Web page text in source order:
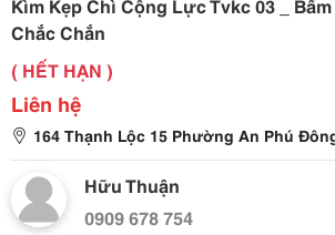
Chắc Chắn
( HẾT HẠN )
Liên hệ
164 Thạnh Lộc 15 Phường An Phú
Hữu Thuận
0909 678 754